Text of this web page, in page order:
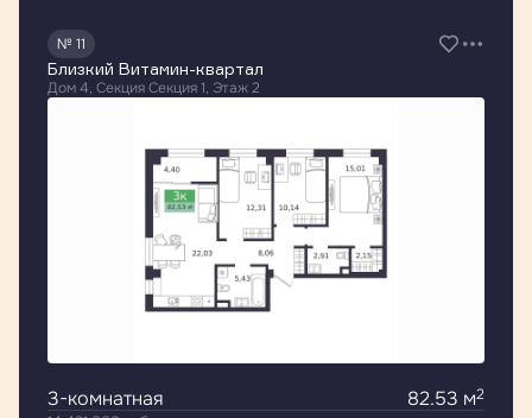
№ 11
Близкий Витамин-квартал
Дом 4, Секция Секция 1, Этаж 2
3-комнатная 82.53 м2